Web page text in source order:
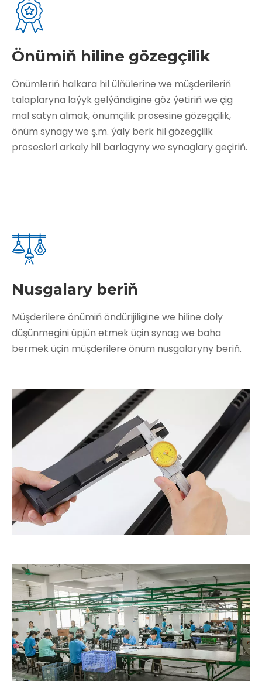
Önümiň hiline gözegçilik
Önümleriň halkara hil ülňülerine we müşderileriň
talaplaryna laýyk gelýändigine göz ýetiriň we çig
mal satyn almak, önümçilik prosesine gözegçilik,
önüm synagy we ş.m. ýaly berk hil gözegçilik
prosesleri arkaly hil barlagyny we synaglary geçiriň.
Nusgalary beriň
Müşderilere önümiň öndürijiligine we hiline doly
düşünmegini üpjün etmek üçin synag we baha
bermek üçin müşderilere önüm nusgalaryny beriň.